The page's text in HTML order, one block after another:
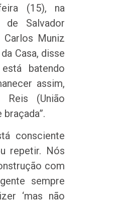
(15), na
de Salvador
Carlos Muniz
Casa, disse
batendo
assim,
(União
braçada”.
consciente
repetir. Nós
com
sempre
‘mas não